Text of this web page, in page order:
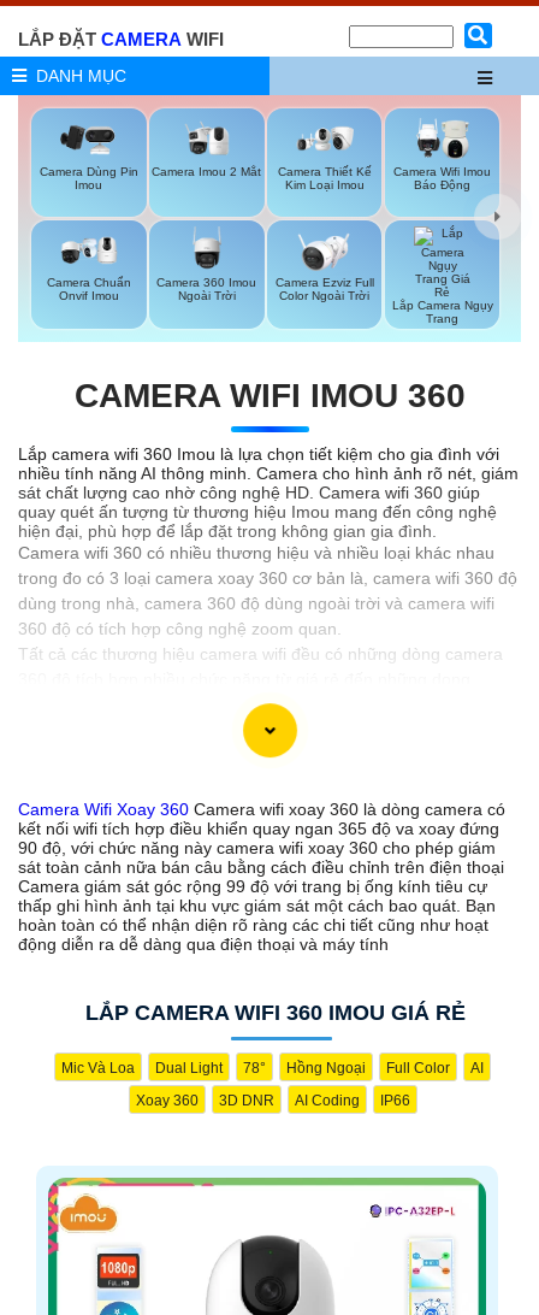
LẮP ĐẶT CAMERA WIFI
DANH MỤC
Camera Dùng Pin
Imou
Camera Imou 2 Mắt
Camera Thiết Kế
Kim Loại Imou
Camera Wifi Imou
Báo Động
Camera Chuẩn
Onvif Imou
Camera 360 Imou
Ngoài Trời
Camera Ezviz Full
Color Ngoài Trời
Lắp Camera Ngụy
Trang
CAMERA WIFI IMOU 360
Lắp camera wifi 360 Imou là lựa chọn tiết kiệm cho gia đình với
nhiều tính năng AI thông minh. Camera cho hình ảnh rõ nét, giám
sát chất lượng cao nhờ công nghệ HD. Camera wifi 360 giúp
quay quét ấn tượng từ thương hiệu Imou mang đến công nghệ
hiện đại, phù hợp để lắp đặt trong không gian gia đình.
Camera wifi 360 có nhiều thương hiệu và nhiều loại khác nhau
trong đo có 3 loại camera xoay 360 cơ bản là, camera wifi 360 độ
dùng trong nhà, camera 360 độ dùng ngoài trời và camera wifi
360 độ có tích hợp công nghệ zoom quan.
Tất cả các thương hiệu camera wifi đều có những dòng camera
camera xoay 360 chất lượng cũng như độ phân giải camera từ
2.0MP đến camera độ phân giải 4Mp 8MP tương ứng với xuất
hình ảnh chất lượng ultra 2k và 4K.
'
Camera Wifi Xoay 360 Camera wifi xoay 360 là dòng camera có
kết nối wifi tích hợp điều khiển quay ngan 365 độ va xoay đứng
90 độ, với chức năng này camera wifi xoay 360 cho phép giám
sát toàn cảnh nữa bán câu bằng cách điều chỉnh trên điện thoại
Camera giám sát góc rộng 99 độ với trang bị ống kính tiêu cự
thấp ghi hình ảnh tại khu vực giám sát một cách bao quát. Bạn
hoàn toàn có thể nhận diện rõ ràng các chi tiết cũng như hoạt
động diễn ra dễ dàng qua điện thoại và máy tính
LẮP CAMERA WIFI 360 IMOU GIÁ RẺ
Mic Và Loa Dual Light 78° Hồng Ngoại Full Color
AI
Xoay 360
3D DNR AI Coding IP66